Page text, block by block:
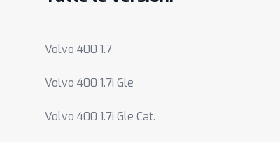
Volvo 400 1.7
Volvo 400 1.7i Gle
Volvo 400 1.7i Gle Cat.